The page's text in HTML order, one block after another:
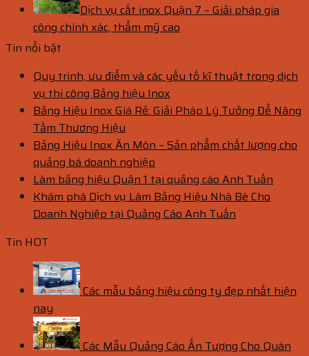
Dịch vụ cắt inox Quận 7 – Giải pháp gia
công chính xác, thẩm mỹ cao
Tin nổi bật
Quy trình, ưu điểm và các yếu tố kĩ thuật trong dịch
vụ thi công Bảng hiệu Inox
Bảng Hiệu Inox Giá Rẻ: Giải Pháp Lý Tưởng Để Nâng
Tầm Thương Hiệu
Bảng Hiệu Inox Ăn Mòn – Sản phẩm chất lượng cho
quảng bá doanh nghiệp
Làm bảng hiệu Quận 1 tại quảng cáo Anh Tuấn
Khám phá Dịch vụ Làm Bảng Hiệu Nhà Bè Cho
Doanh Nghiệp tại Quảng Cáo Anh Tuấn
Tin HOT
Các mẫu bảng hiệu công ty đẹp nhất hiện
nay
Các Mẫu Quảng Cáo Ấn Tượng Cho Quán